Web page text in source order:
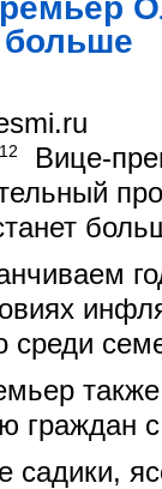
больше
Вице-
среди
граждан
садики,